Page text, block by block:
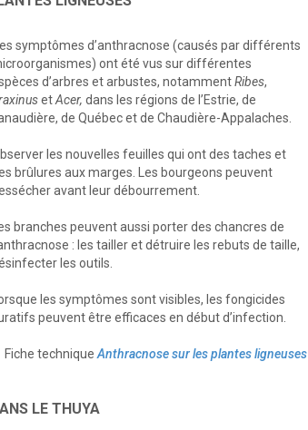
symptômes d’anthracnose (causés par différents
ont été vus sur différentes
d’arbres et arbustes, notammentRibes,
etAcer, dans les régions de l’Estrie, de
de Québec et de Chaudière-Appalaches.
les nouvelles feuilles qui ont des taches et
brûlures aux marges. Les bourgeons peuvent
avant leur débourrement.
branches peuvent aussi porter des chancres de
: les tailler et détruire les rebuts de taille,
les outils.
les symptômes sont visibles, les fongicides
peuvent être efficaces en début d’infection.
Fiche technique Anthracnose sur les plantes ligneuses
LE THUYA